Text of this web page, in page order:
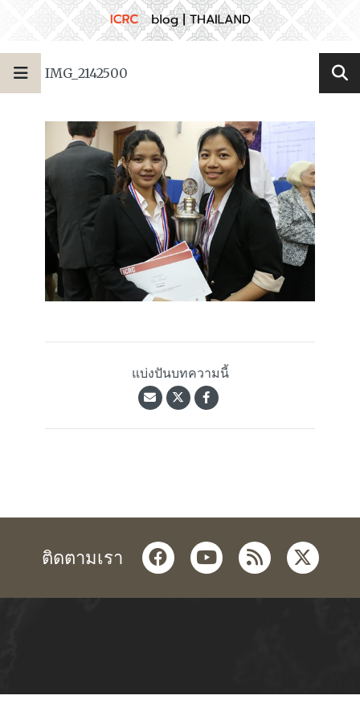
IMG_2142500
แบ่งปันบทความนี้
ติดตามเรา facebookyoutube
rss twitter